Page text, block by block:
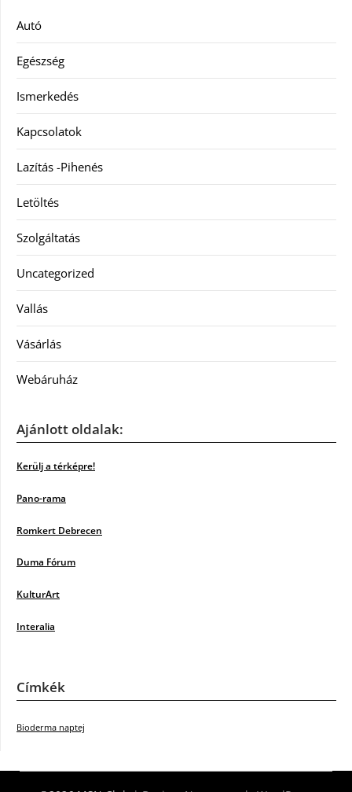
Autó
Egészség
Ismerkedés
Kapcsolatok
Lazítás -Pihenés
Letöltés
Szolgáltatás
Uncategorized
Vallás
Vásárlás
Webáruház
Ajánlott oldalak:
Kerülj a térképre!
Pano-rama
Romkert Debrecen
Duma Fórum
KulturArt
Interalia
Címkék
Bioderma naptej